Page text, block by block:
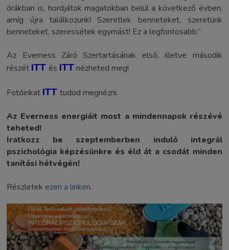
órákban is, hordjátok magatokban belül a következő évben,
amíg újra találkozunk! Szeretlek benneteket, szeretünk
benneteket, szeressétek egymást! Ez a legfontosabb.”
Az Everness Záró Szertartásának első, illetve második
részét ITT és ITTnézheted meg!
Fotóinkat ITT tudod megnézni.
Az Everness energiáit most a mindennapok részévé
teheted!
Iratkozz be szeptemberben induló integrál
pszichológia képzésünkre és éld át a csodát minden
tanítási hétvégén!
Részletek ezen a linken.